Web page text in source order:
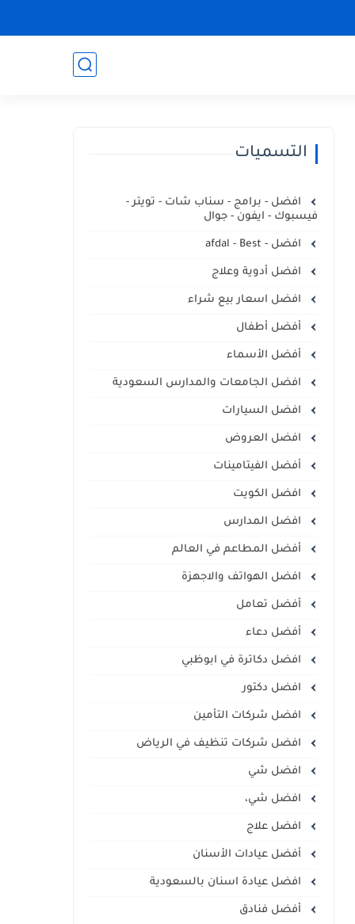
التسميات
افضل - برامج - سناب شات - تويتر -
فيسبوك - ايفون - جوال
افضل - afdal - Best
افضل أدوية وعلاج
افضل اسعار بيع شراء
أفضل أطفال
أفضل الأسماء
افضل الجامعات والمدارس السعودية
افضل السيارات
افضل العروض
أفضل الفيتامينات
افضل الكويت
افضل المدارس
أفضل المطاعم في العالم
افضل الهواتف والاجهزة
أفضل تعامل
أفضل دعاء
افضل دكاترة في ابوظبي
افضل دكتور
افضل شركات التأمين
افضل شركات تنظيف في الرياض
افضل شي
افضل شي،
افضل علاج
أفضل عيادات الأسنان
افضل عيادة اسنان بالسعودية
أفضل فنادق